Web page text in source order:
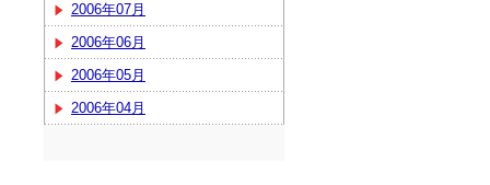
2006年07月
2006年06月
2006年05月
2006年04月